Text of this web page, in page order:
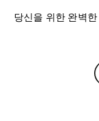
당신을 위한 완벽